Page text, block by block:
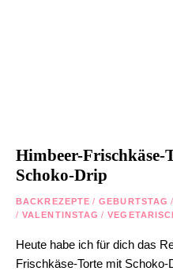
Himbeer-
Schoko-Drip
BACKREZEPTE / GEBURTSTAG /
/ VALENTINSTAG /
Heute habe ich für dich das
Frischkäse-Torte mit Schoko-